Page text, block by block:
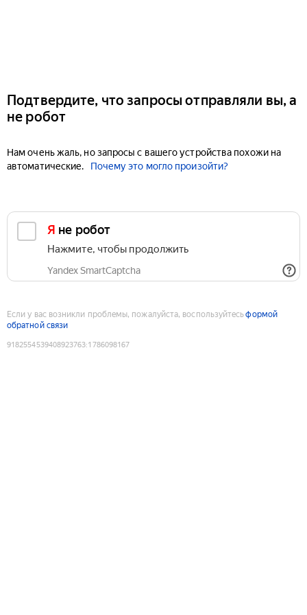
Подтвердите, что запросы отправляли вы, а
не робот
Нам очень жаль, но запросы с вашего устройства похожи на
автоматические.
Почему это могло произойти?
Я не робот
Нажмите, чтобы продолжить
Yandex SmartCaptcha
Если у вас возникли проблемы, пожалуйста, воспользуйтесьформой
обратной связи
9182554539408923763:1786098167